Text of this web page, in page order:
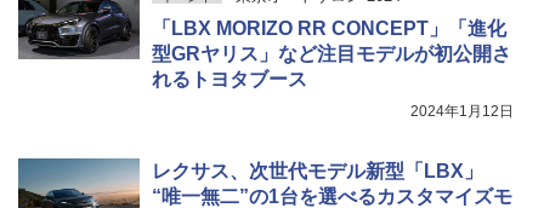
「LBX MORIZO RR CONCEPT」「進化
型GRヤリス」など注目モデルが初公開さ
れるトヨタブース
2024年1月12日
レクサス、次世代モデル新型「LBX」
“唯一無二”の1台を選べるカスタマイズモ